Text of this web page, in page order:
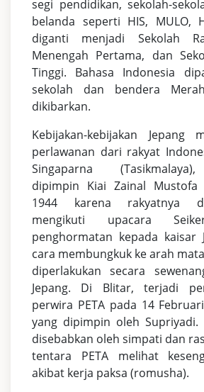
segi pendidikan, sekolah-
belanda seperti HIS, MULO,
diganti menjadi Sekolah
Menengah Pertama, dan
Tinggi. Bahasa Indonesia
sekolah dan bendera
dikibarkan.
Kebijakan-kebijakan Jepang
perlawanan dari rakyat
Singaparna
dipimpin Kiai Zainal Mustofa
1944 karena rakyatnya
mengikuti upacara
penghormatan kepada kaisar
cara membungkuk ke arah
diperlakukan secara
Jepang. Di Blitar, terjadi
perwira PETA pada 14
yang dipimpin oleh Supriyadi.
disebabkan oleh simpati dan
tentara PETA melihat
akibat kerja paksa (romusha).